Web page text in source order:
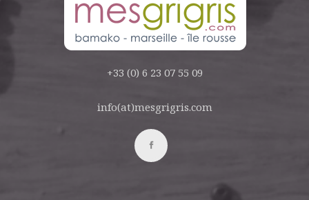
+33 (0) 6 23 07 55 09
info(at)mesgrigris.com